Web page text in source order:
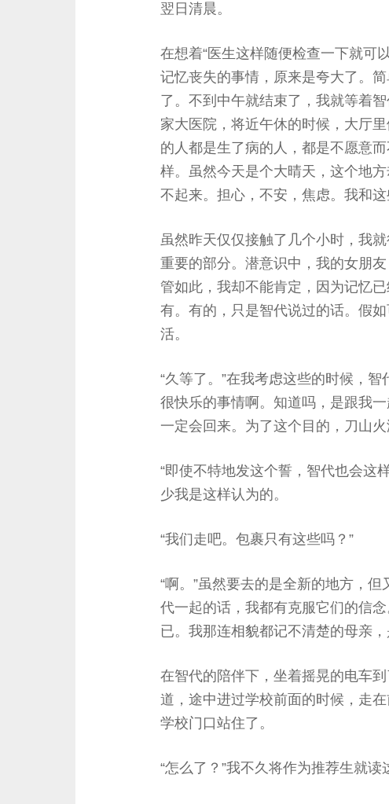
翌日清晨。
在想着“医生这样随便检查一下就可
记忆丧失的事情，原来是夸大了。
了。不到中午就结束了，我就等着
家大医院，将近午休的时候，大厅
的人都是生了病的人，都是不愿意
样。虽然今天是个大晴天，这个地
不起来。担心，不安，焦虑。我和
虽然昨天仅仅接触了几个小时，我
重要的部分。潜意识中，我的女朋
管如此，我却不能肯定，因为记忆
有。有的，只是智代说过的话。假
活。
“久等了。”在我考虑这些的时候，
很快乐的事情啊。知道吗，是跟我
一定会回来。为了这个目的，刀山
“即使不特地发这个誓，智代也会这
少我是这样认为的。
“我们走吧。包裹只有这些吗？”
“啊。”虽然要去的是全新的地方，
代一起的话，我都有克服它们的信
已。我那连相貌都记不清楚的母亲
在智代的陪伴下，坐着摇晃的电车
道，途中进过学校前面的时候，走
学校门口站住了。
“怎么了？”我不久将作为推荐生就读